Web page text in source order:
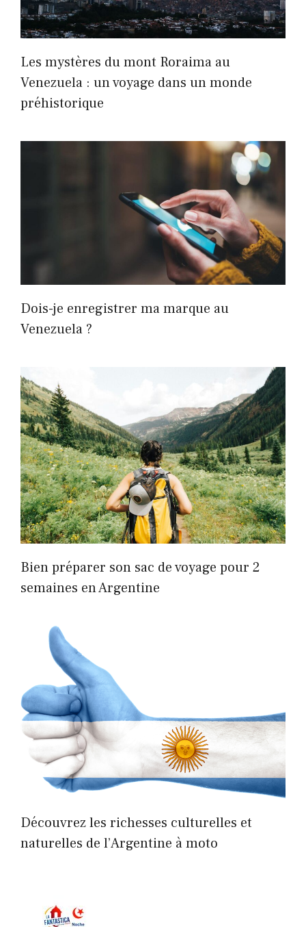
Les mystères du mont Roraima au
Venezuela : un voyage dans un monde
préhistorique
Dois-je enregistrer ma marque au
Venezuela ?
Bien préparer son sac de voyage pour 2
semaines en Argentine
Découvrez les richesses culturelles et
naturelles de l’Argentine à moto